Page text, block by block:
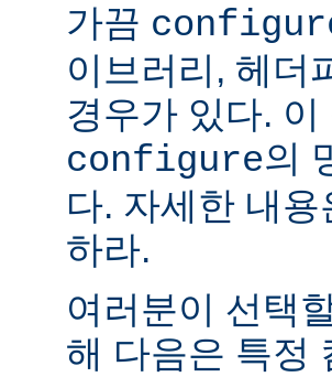
가끔
이브러리, 헤더
경우가 있다.
configure의
다. 자세한 내용
하라.
여러분이 선택
해 다음은 특정